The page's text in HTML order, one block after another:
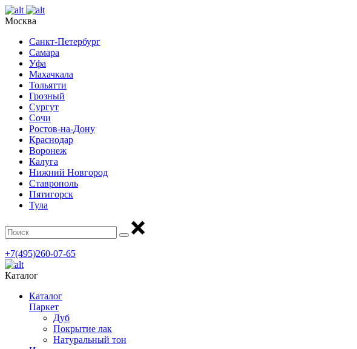
Москва
Санкт-Петербург
Самара
Уфа
Махачкала
Тольятти
Грозный
Сургут
Сочи
Ростов-на-Дону
Краснодар
Воронеж
Калуга
Нижний Новгород
Ставрополь
Пятигорск
Тула
+7(495)260-07-65
Каталог
Каталог
Паркет
Дуб
Покрытие лак
Натуральный тон